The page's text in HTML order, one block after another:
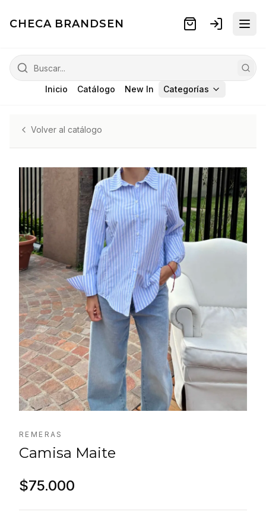
CHECA BRANDSEN
Inicio Catálogo New In Categorías
Volver al catálogo
REMERAS
Camisa Maite
$75.000